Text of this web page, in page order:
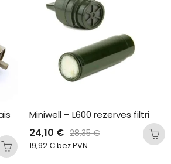
Miniwell – L600 rezerves filtri
24,10 € 28,35€
19,92€bez PVN